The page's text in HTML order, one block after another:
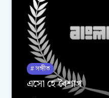
সঙ্গীত
এসো হে বৈশাখ